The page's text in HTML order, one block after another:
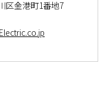
区金港町1番地7